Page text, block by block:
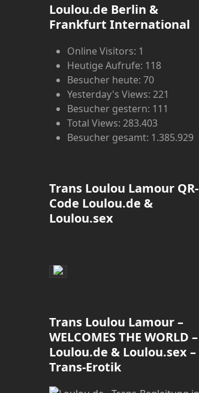
Loulou.de Berlin &
Frankfurt International
Online Visitors: 1
Heutige Aufrufe: 118
Besucher heute:70
Yesterday's Views:221
Besucher gestern: 111
Total Views:283.403
Besucher gesamt: 1.385.929
Trans Loulou Lamour QR-
Code Loulou.de &
Loulou.sex
Trans Loulou Lamour –
WELCOMES THE WORLD –
Loulou.de & Loulou.sex –
Trans-Erotik